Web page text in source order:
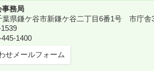
事務局
県鎌ケ谷市新鎌ケ谷二丁目6番1号 市庁舎
445-1400
せメールフォーム